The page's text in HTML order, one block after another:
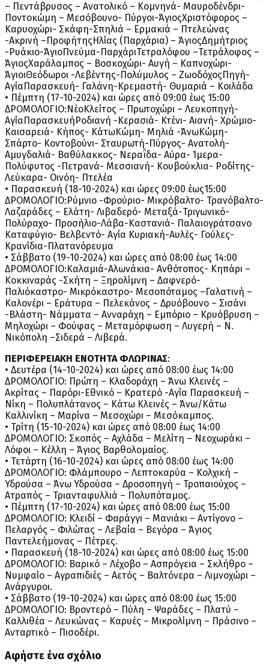
– Πεντάβρυσος – Ανατολικό – Κομνηνά- Μαυροδένδρι-
Ποντοκώμη – Μεσόβουνο- Πύργοι-ΆγιοςΧριστόφορος –
Καρυοχώρι- Σκάφη-Σπηλιά – Ερμακιά – Πτελεώνας
-Ακρινή –ΠροφήτηςΗλίας (Παρχάρια) – ΆγιοςΔημήτριος
-Ρυάκιο-ΆγιοΠνεύμα-ΠαρχάριΤετραλόφου –Τετράλοφος –
ΆγιοςΧαράλαμπος – Βοσκοχώρι- Αυγή – Καπνοχώρι-
ΆγιοιΘεόδωροι -Λεβέντης-Πολύμυλος – ΖωοδόχοςΠηγή-
ΑγίαΠαρασκευή- Γαλάνη-Κρεμαστή- Θυμαριά – Κοιλάδα
• Πέμπτη (17-10-2024) και ώρες από 09:00 έως 15:00
ΔΡΟΜΟΛΟΓΙΟ:ΝέοΚλείτος – Πρωτοχώρι – Λευκοπηγή-
ΑγίαΠαρασκευήΡοδιανή -Κερασιά- Κτένι- Αιανή- Χρώμιο-
Καισαρειά- Κήπος- ΚάτωΚώμη- Μηλιά -ΆνωΚώμη-
Σπάρτο- Κοντοβούνι- Σταυρωτή-Πύργος- Ανατολή-
Αμυγδαλιά- Βαθύλακκος- Νεραΐδα- Αύρα- Ίμερα-
Πολύφυτος -Πετρανά- Μεσσιανή- Κουβούκλια- Ροδίτης-
Λεύκαρα- Οινόη- Πτελέα
• Παρασκευή (18-10-2024) και ώρες 09:00 έως15:00
ΔΡΟΜΟΛΟΓΙΟ:Ρύμνιο -Φρούριο- Μικρόβαλτο- Τρανόβαλτο-
Λαζαράδες – Ελάτη- Λιβαδερό- Μεταξά-Τριγωνικό-
Πολύραχο- Προσήλιο-Λάβα-Καστανιά- Παλαιογράτσανο
Καταφύγιο- Βελβεντό- Αγία Κυριακή-Αυλές- Γούλες-
Κρανίδια-Πλατανόρευμα
• Σάββατο (19-10-2024) και ώρες από 08:00 έως 14:00
ΔΡΟΜΟΛΟΓΙΟ:Καλαμιά-Αλωνάκια- Ανθότοπος- Κηπάρι –
Κοκκιναράς -Σκήτη – Ξηρολίμνη – Δαφνερό-
Παλιόκαστρο- Μικρόκαστρο- Μεσοπόταμος –Γαλατινή –
Καλονέρι – Εράτυρα – Πελεκάνος – Δρυόβουνο – Σισάνι
-Βλάστη- Νάμματα – Ανναράχη – Εμπόριο – Κρυόβρυση –
Μηλοχώρι – Φούφας – Μεταμόρφωση – Λυγερή – N.
Νικόπολη –Σιδερά – Λιβερά.
ΠΕΡΙΦΕΡΕΙΑΚΗ ΕΝΟΤΗΤΑ ΦΛΩΡΙΝΑΣ:
• Δευτέρα (14-10-2024) και ώρες από 08:00 έως 14:00
ΔΡΟΜΟΛΟΓΙΟ: Πρώτη – Κλαδοράχη – Άνω Κλεινές –
Ακρίτας – Παρόρι-Εθνικό – Κρατερό -Αγία Παρασκευή –
Νίκη – Πολυπλάτανος – Κάτω Κλεινές – Άνω/Κάτω
Καλλινίκη – Μαρίνα – Μεσοχώρι – Μεσόκαμπος.
• Τρίτη (15-10-2024) και ώρες από 08:00 έως 14:00
ΔΡΟΜΟΛΟΓΙΟ: Σκοπός – Αχλάδα – Μελίτη – Νεοχωράκι –
Λόφοι – Κέλλη – Άγιος Βαρθολομαίος.
• Τετάρτη (16-10-2024) και ώρες από 08:00 έως 14:00
ΔΡΟΜΟΛΟΓΙΟ: Φλάμπουρο – Λεπτοκαρύα – Κολχική –
Υδρούσα – Άνω Υδρούσα – Δροσοπηγή – Τροπαιούχος –
Ατραπός – Τριανταφυλλιά – Πολυπόταμος.
• Πέμπτη (17-10-2024) και ώρες από 08:00 έως 15:00
ΔΡΟΜΟΛΟΓΙΟ: Κλειδί – Φαράγγι – Μανιάκι – Αντίγονο –
Πελαργός – Φιλώτας – Λεβαία – Βεγόρα – Άγιος
Παντελεήμονας – Πέτρες.
• Παρασκευή (18-10-2024) και ώρες από 08:00 έως 15:00
ΔΡΟΜΟΛΟΓΙΟ: Βαρικό – Λέχοβο – Ασπρόγεια – Σκλήθρο –
Νυμφαίο – Αγραπιδιές – Αετός – Βαλτόνερα – Λιμνοχώρι –
Ανάργυροι.
• Σάββατο (19-10-2024) και ώρες από 08:00 έως 15:00
ΔΡΟΜΟΛΟΓΙΟ: Βροντερό – Πύλη – Ψαράδες – Πλατύ –
Καλλιθέα – Λευκώνας – Καρυές – Μικρολίμνη – Πράσινο –
Ανταρτικό – Πισοδέρι.
Αφήστε ένα σχόλιο